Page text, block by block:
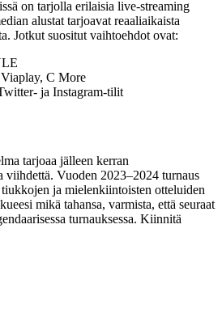
on tarjolla erilaisia live-streaming
alustat tarjoavat reaaliaikaista
Jotkut suositut vaihtoehdot ovat:
C More
ja Instagram-tilit
tarjoaa jälleen kerran
viihdettä. Vuoden 2023–2024 turnaus
ja mielenkiintoisten otteluiden
mikä tahansa, varmista, että seuraat
turnauksessa. Kiinnitä